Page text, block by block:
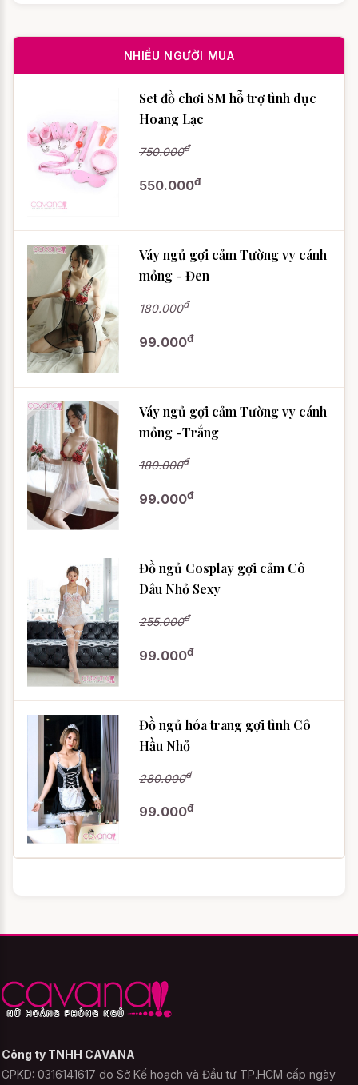
NHIỀU NGƯỜI MUA
Set đồ chơi SM hỗ trợ tình dục
Hoang Lạc
750.000đ
550.000đ
Váy ngủ gợi cảm Tường vy cánh
mỏng - Đen
180.000đ
99.000đ
Váy ngủ gợi cảm Tường vy cánh
mỏng -Trắng
180.000đ
99.000đ
Đồ ngủ Cosplay gợi cảm Cô
Dâu Nhỏ Sexy
255.000đ
99.000đ
Đồ ngủ hóa trang gợi tình Cô
Hầu Nhỏ
280.000đ
99.000đ
Công ty TNHH CAVANA
GPKD: 0316141617 do Sở Kế hoạch và Đầu tư TP.HCM cấp ngày